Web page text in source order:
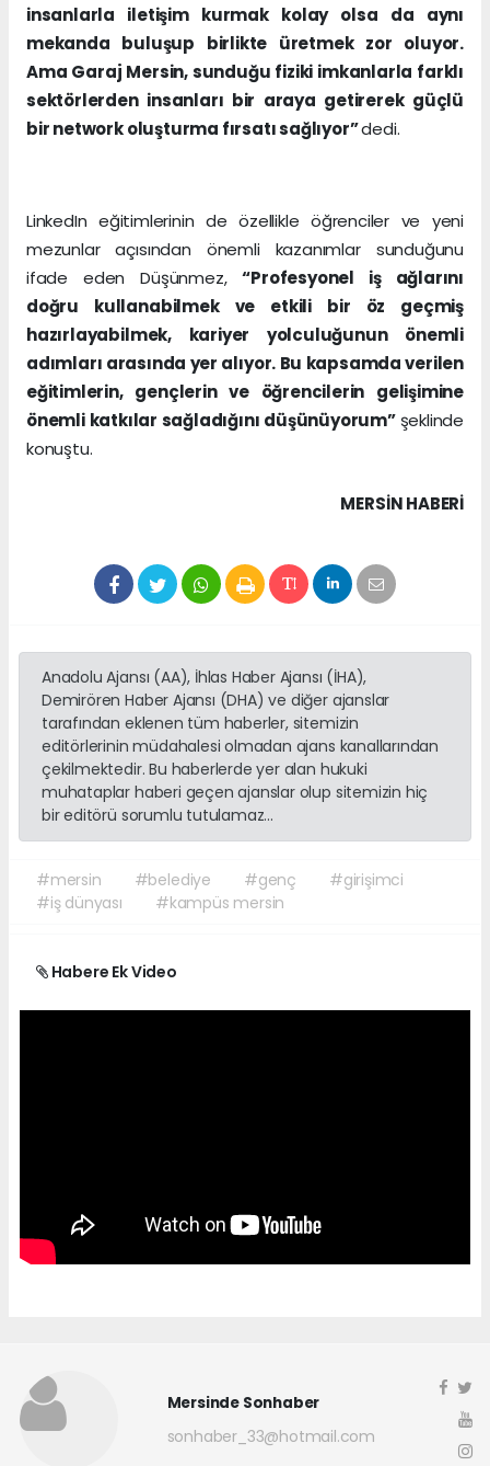
insanlarla iletişim kurmak kolay olsa da aynı
mekanda buluşup birlikte üretmek zor oluyor.
Ama Garaj Mersin, sunduğu fiziki imkanlarla farklı
sektörlerden insanları bir araya getirerek güçlü
bir network oluşturma fırsatı sağlıyor”dedi.
LinkedIn eğitimlerinin de özellikle öğrenciler ve yeni
mezunlar açısından önemli kazanımlar sunduğunu
ifade eden Düşünmez,“Profesyonel iş ağlarını
doğru kullanabilmek ve etkili bir öz geçmiş
hazırlayabilmek, kariyer yolculuğunun önemli
adımları arasında yer alıyor. Bu kapsamda verilen
eğitimlerin, gençlerin ve öğrencilerin gelişimine
önemli katkılar sağladığını düşünüyorum” şeklinde
konuştu.
MERSIN HABERİ
Anadolu Ajansı (AA), İhlas Haber Ajansı (İHA),
Demirören Haber Ajansı (DHA) ve diğer ajanslar
tarafından eklenen tüm haberler, sitemizin
editörlerinin müdahalesi olmadan ajans kanallarından
çekilmektedir. Bu haberlerde yer alan hukuki
muhataplar haberi geçen ajanslar olup sitemizin hiç
bir editörü sorumlu tutulamaz...
#mersin #belediye #genç
#girişimci
#iş dünyası
#kampüs mersin
Habere Ek Video
Mersinde Sonhaber
sonhaber_33@hotmail.com